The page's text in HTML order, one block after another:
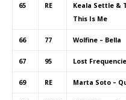
65 RE
Keala Settle &
This Is Me
66 77 Wolfine – Bella
67 95 Lost
69 RE Marta Soto –